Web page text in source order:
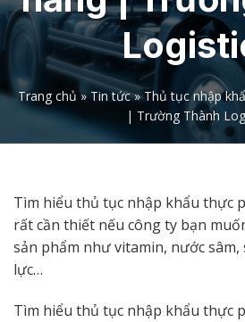
Trang chủ »Tin tức»Thủ tục nhập
| Trường Thành
Tìm hiểu thủ tục nhập khẩu thực
rất cần thiết nếu công ty bạn
sản phẩm như vitamin, nước
lực…
Tìm hiểu thủ tục nhập khẩu thực